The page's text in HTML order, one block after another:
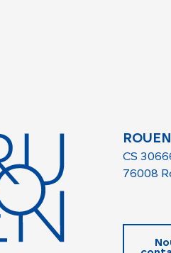
CS
76008